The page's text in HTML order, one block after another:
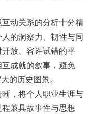
动关系的分析十分精
的洞察力、韧性与同
放、容许试错的平
成就的叙事，避免
的历史图景。
晰，将个人职业生涯与
兼具故事性与思想